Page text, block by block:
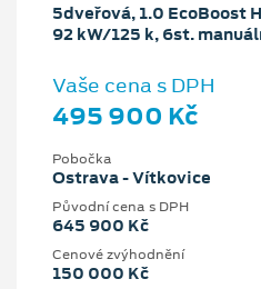
5dveřová, 1.0 EcoBoost
92 kW/125 k, 6st.
Vaše cena s DPH
495 900 Kč
Pobočka
Ostrava - Vítkovice
Původní cena s DPH
645 900 Kč
Cenové zvýhodnění
150 000 Kč